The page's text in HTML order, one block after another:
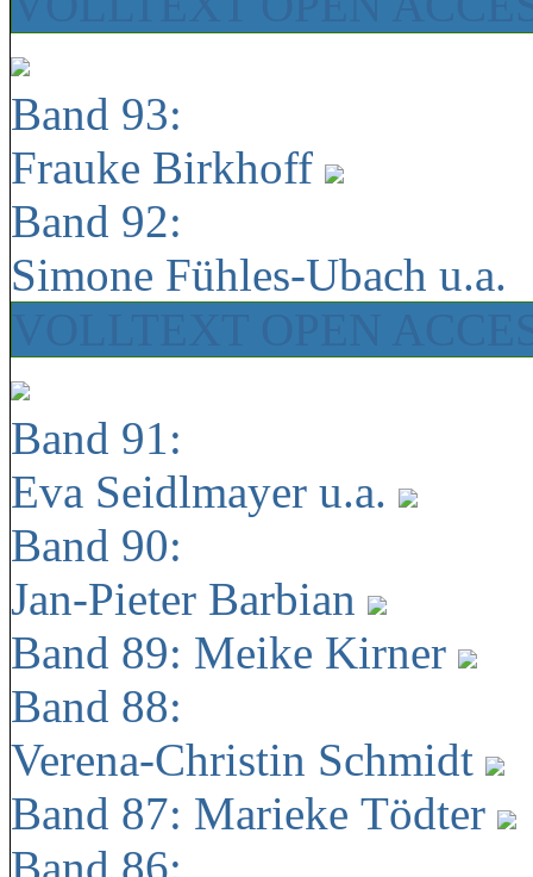
Band 93:
Frauke Birkhoff
Band 92:
Simone Fühles-Ubach u.a.
Band 91:
Eva Seidlmayer u.a.
Band 90:
Jan-Pieter Barbian
Band 89: Meike Kirner
Band 88:
Verena-Christin Schmidt
Band 87: Marieke Tödter